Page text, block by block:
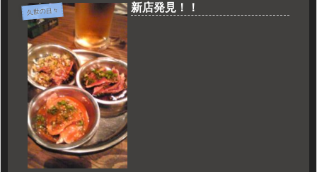
久世の日々 新店発見！！